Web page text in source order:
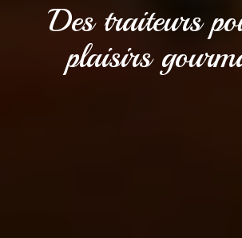
Des traiteurs
plaisirs